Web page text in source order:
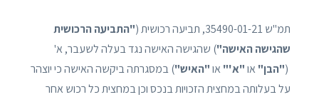
תמ"ש 35490-01-21, תביעה רכושית (
"התביעה הרכושית
שהגישה האישה") שהגישה האישה נגד בעלה לשעבר, א'
("הבן" או"א'" או"האיש") במסגרתה ביקשה האישה כי יוצהר
על בעלותה במחצית הזכויות בנכס וכן במחצית כל רכוש אחר